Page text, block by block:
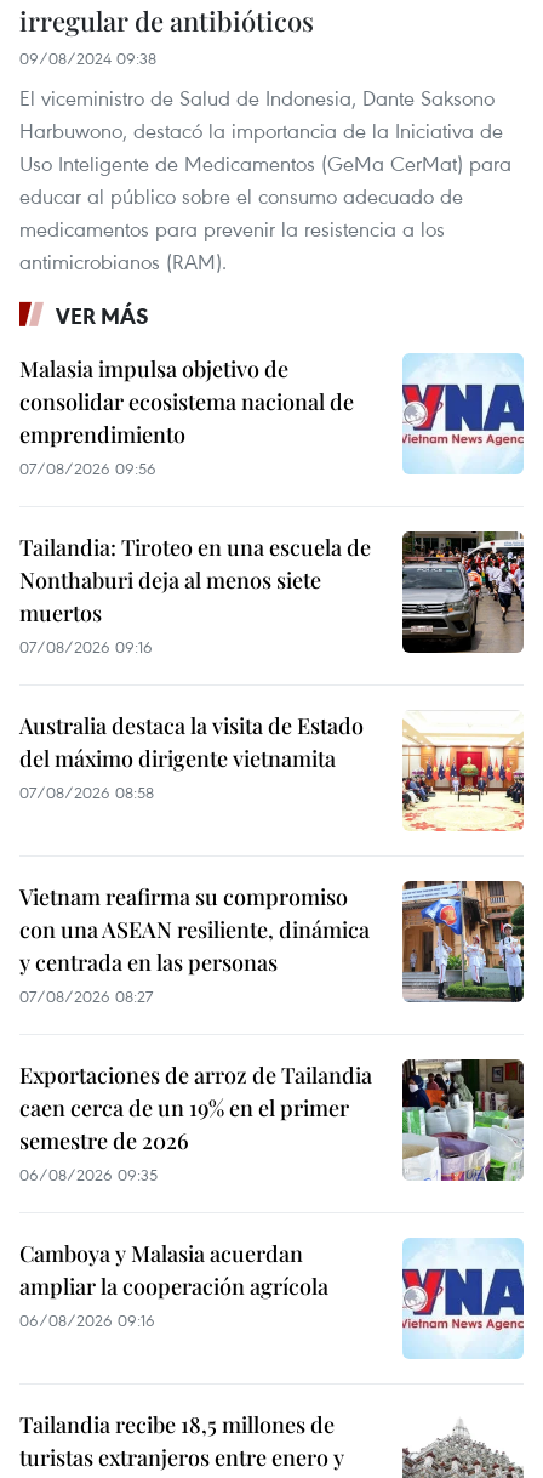
irregular de antibióticos
09/08/2024 09:38
El viceministro de Salud de Indonesia, Dante Saksono
Harbuwono, destacó la importancia de la Iniciativa de
Uso Inteligente de Medicamentos (GeMa CerMat) para
educar al público sobre el consumo adecuado de
medicamentos para prevenir la resistencia a los
antimicrobianos (RAM).
VER MÁS
Malasia impulsa objetivo de
consolidar ecosistema nacional de
emprendimiento
07/08/2026 09:56
Tailandia: Tiroteo en una escuela de
Nonthaburi deja al menos siete
muertos
07/08/2026 09:16
Australia destaca la visita de Estado
del máximo dirigente vietnamita
07/08/2026 08:58
Vietnam reafirma su compromiso
con una ASEAN resiliente, dinámica
y centrada en las personas
07/08/2026 08:27
Exportaciones de arroz de Tailandia
caen cerca de un 19% en el primer
semestre de 2026
06/08/2026 09:35
Camboya y Malasia acuerdan
ampliar la cooperación agrícola
06/08/2026 09:16
Tailandia recibe 18,5 millones de
turistas extranjeros entre enero y